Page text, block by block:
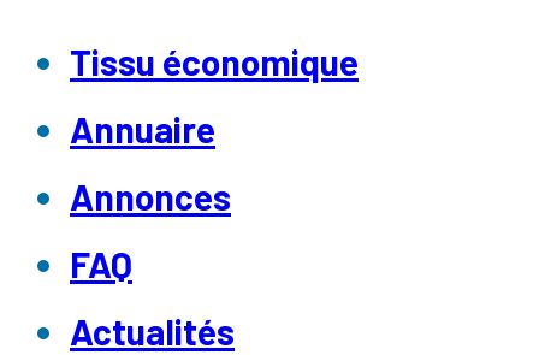
Tissu économique
Annuaire
Annonces
FAQ
Actualités